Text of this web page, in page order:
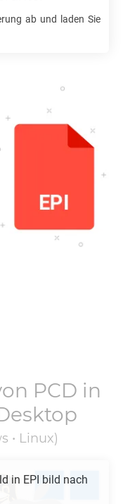
ab und laden Sie
PCD in
• Linux)
in EPI bild nach